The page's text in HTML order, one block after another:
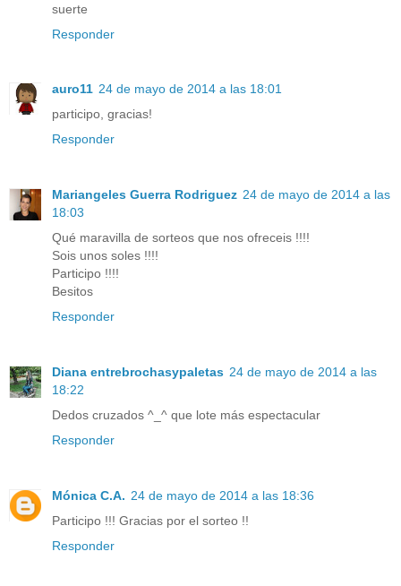
suerte
Responder
auro11 24 de mayo de 2014 a las 18:01
participo, gracias!
Responder
Mariangeles Guerra Rodriguez 24 de mayo de 2014 a las
18:03
Qué maravilla de sorteos que nos ofreceis !!!!
Sois unos soles !!!!
Participo !!!!
Besitos
Responder
Diana entrebrochasypaletas 24 de mayo de 2014 a las
18:22
Dedos cruzados ^_^ que lote más espectacular
Responder
Mónica C.A. 24 de mayo de 2014 a las 18:36
Participo !!! Gracias por el sorteo !!
Responder